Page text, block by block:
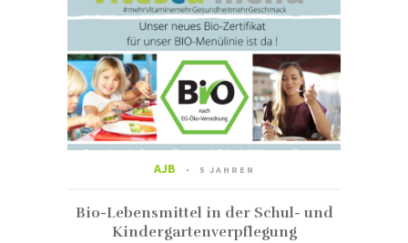
AJB 5 JAHREN
Bio-Lebensmittel in der Schul- und
Kindergartenverpflegung